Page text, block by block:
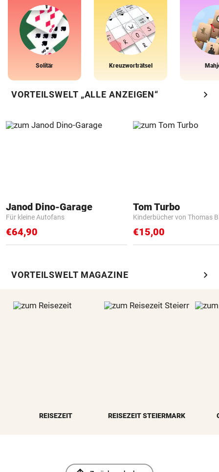
Solitär Kreuzworträtsel
VORTEILSWELT „ALLE ANZEIGEN“ chevron_right
Janod Dino-Garage
Für kleine Autofans
€64,90
Tom Turbo
Kinderbücher von Thomas
€15,00
VORTEILSWELT MAGAZINE chevron_right
REISEZEIT REISEZEIT STEIERMARK